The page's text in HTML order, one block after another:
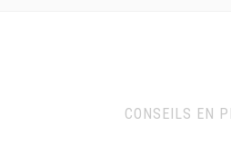
CONSEILS EN